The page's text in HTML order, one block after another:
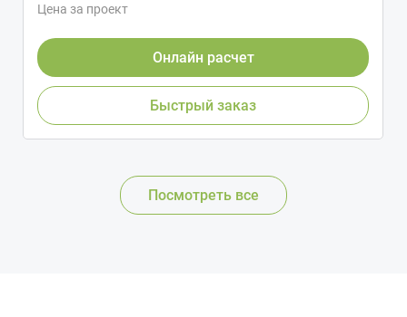
Цена за проект
Онлайн расчет
Быстрый заказ
Посмотреть все